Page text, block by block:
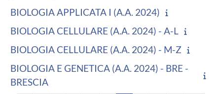
BIOLOGIA APPLICATA I (A.A. 2024)
BIOLOGIA CELLULARE (A.A. 2024) - A-L
BIOLOGIA CELLULARE (A.A. 2024) - M-Z
BIOLOGIA E GENETICA (A.A. 2024) - BRE -
BRESCIA